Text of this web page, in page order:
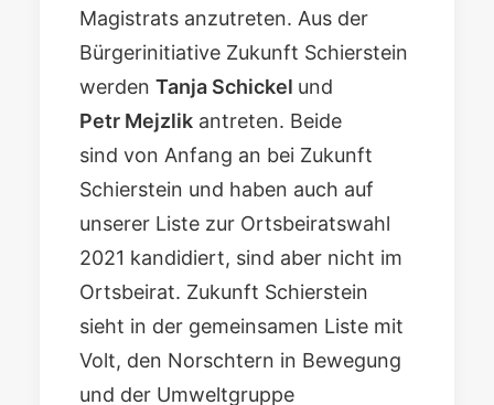
Magistrats anzutreten. Aus der
Bürgerinitiative Zukunft Schierstein
werden Tanja Schickel und
Petr Mejzlik antreten. Beide
sind von Anfang an bei Zukunft
Schierstein und haben auch auf
unserer Liste zur Ortsbeiratswahl
2021 kandidiert, sind aber nicht im
Ortsbeirat. Zukunft Schierstein
sieht in der gemeinsamen Liste mit
Volt, den Norschtern in Bewegung
und der Umweltgruppe